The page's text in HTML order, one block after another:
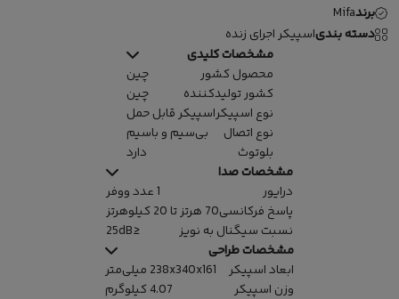
برندMifa
دسته بندیاسپیکر اجرای زنده
مشخصات کلیدی
محصول کشور
چین
کشور تولیدکننده
چین
نوع اسپیکراسپیکر قابل حمل
نوع اتصال
بی‌سیم و باسیم
بلوتوث
دارد
مشخصات صدا
درایور
1 عدد ووفر
پاسخ فرکانسی70 هرتز تا 20 کیلوهرتز
نسبت سیگنال به نویز
≤25dB
مشخصات طراحی
ابعاد اسپیکر
238x340x161 میلی‌متر
وزن اسپیکر
4.07 کیلوگرم